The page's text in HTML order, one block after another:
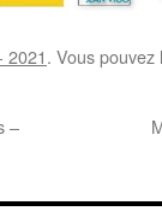
2021. Vous
–